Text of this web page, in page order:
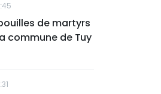
de martyrs
commune de Tuy